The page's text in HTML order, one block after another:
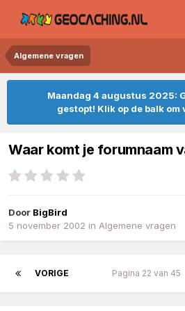
Algemene vragen
Maandag 4 augustus 2025:
gestopt! Klik op de balk om
Waar komt je forumnaam
Door BigBird
5 november 2002 in Algemene vragen
VORIGE Pagina 22 van 45